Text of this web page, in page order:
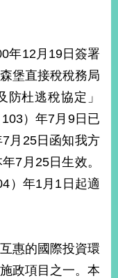
年12月19日簽署
堡直接稅稅務局
杜逃稅協定」
）年7月9日已
月25日函知我方
7月25日生效。
）年1月1日起適
惠的國際投資環
政項目之一。本